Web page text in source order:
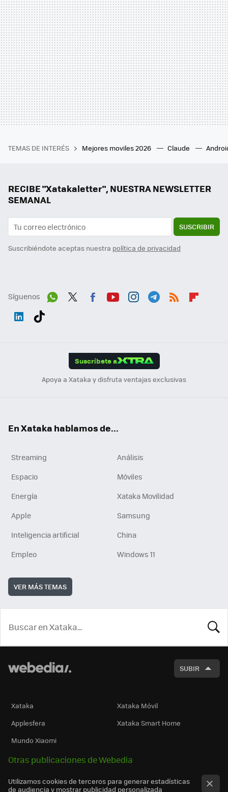
TEMAS DE INTERÉS Mejores moviles 2026 Claude
RECIBE "Xatakaletter", NUESTRA NEWSLETTER
SEMANAL
SUSCRIBIR
Suscribiéndote aceptas nuestra política de privacidad
Síguenos
Suscríbete a
Apoya a Xataka y disfruta ventajas exclusivas
En Xataka hablamos de...
Streaming
Análisis
Espacio
Móviles
Energía
Xataka Movilidad
Apple
Samsung
Inteligencia artificial
China
Empleo
Windows 11
VER MÁS TEMAS
SUBIR
Xataka
Xataka Móvil
Applesfera
Xataka Smart Home
Mundo Xiaomi
Otras publicaciones de Webedia
Utilizamos cookies de terceros para generar estadísticas
de audiencia y mostrar publicidad personalizada